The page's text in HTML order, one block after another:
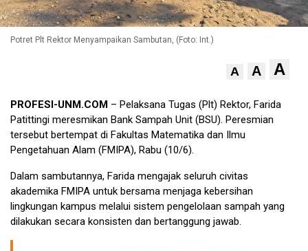
Potret Plt Rektor Menyampaikan Sambutan, (Foto: Int.)
A A A
PROFESI-UNM.COM – Pelaksana Tugas (Plt) Rektor, Farida
Patittingi meresmikan Bank Sampah Unit (BSU). Peresmian
tersebut bertempat di Fakultas Matematika dan Ilmu
Pengetahuan Alam (FMIPA), Rabu (10/6).
Dalam sambutannya, Farida mengajak seluruh civitas
akademika FMIPA untuk bersama menjaga kebersihan
lingkungan kampus melalui sistem pengelolaan sampah yang
dilakukan secara konsisten dan bertanggung jawab.